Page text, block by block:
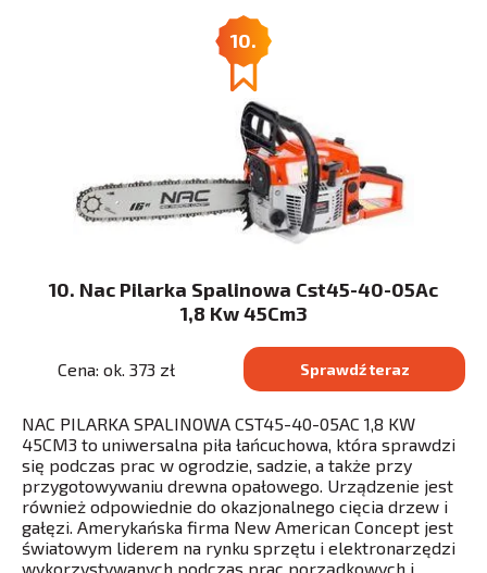
10.
10. Nac Pilarka Spalinowa Cst45-40-05Ac
1,8 Kw 45Cm3
Cena: ok. 373 zł Sprawdź teraz
NAC PILARKA SPALINOWA CST45-40-05AC 1,8 KW
45CM3 to uniwersalna piła łańcuchowa, która sprawdzi
się podczas prac w ogrodzie, sadzie, a także przy
przygotowywaniu drewna opałowego. Urządzenie jest
również odpowiednie do okazjonalnego cięcia drzew i
gałęzi. Amerykańska firma New American Concept jest
światowym liderem na rynku sprzętu i elektronarzędzi
wykorzystywanych podczas prac porządkowych i